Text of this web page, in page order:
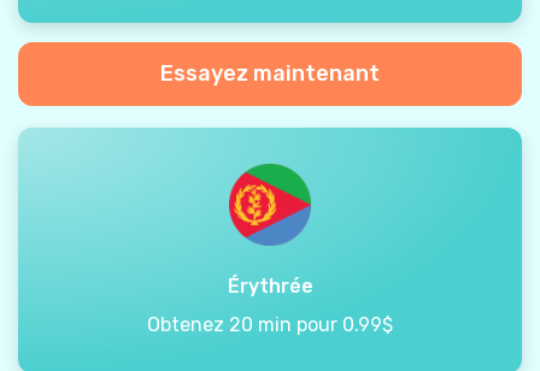
Essayez maintenant
Érythrée
Obtenez 20 min pour 0.99$